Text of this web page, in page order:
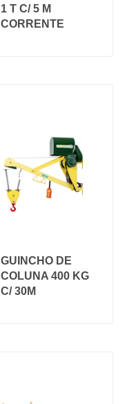
1 T C/ 5 M
CORRENTE
GUINCHO DE
COLUNA 400 KG
C/ 30M